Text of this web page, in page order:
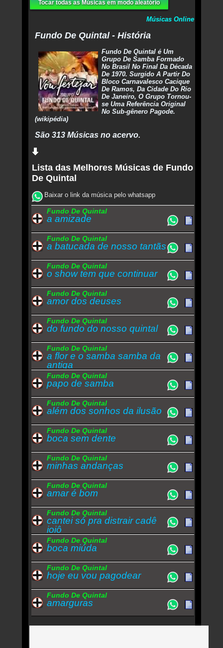
Tocar todas as Músicas em modo aleatório
Músicas Online
Fundo De Quintal - História
Fundo De Quintal é Um
Grupo De Samba Formado
No Brasil No Final Da Década
De 1970. Surgido A Partir Do
Bloco Carnavalesco Cacique
De Ramos, Da Cidade Do Rio
De Janeiro, O Grupo Tornou-
se Uma Referência Original
No Sub-gênero Pagode.
(wikipédia)
São 313 Músicas no acervo.
Lista das Melhores Músicas de Fundo
De Quintal
Baixar o link da música pelo whatsapp
Fundo De Quintal
a amizade
Fundo De Quintal
a batucada de nosso tantãs
Fundo De Quintal
o show tem que continuar
Fundo De Quintal
amor dos deuses
Fundo De Quintal
do fundo do nosso quintal
Fundo De Quintal
a flor e o samba samba da
antiga
Fundo De Quintal
papo de samba
Fundo De Quintal
além dos sonhos da ilusão
Fundo De Quintal
boca sem dente
Fundo De Quintal
minhas andanças
Fundo De Quintal
amar é bom
Fundo De Quintal
cantei só pra distrair cadê
ioiô
Fundo De Quintal
boca miúda
Fundo De Quintal
hoje eu vou pagodear
Fundo De Quintal
amarguras